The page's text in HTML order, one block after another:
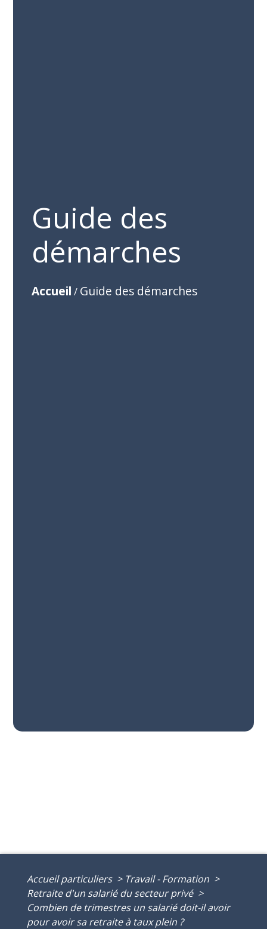
Guide des
démarches
Accueil / Guide des démarches
Accueil particuliers > Travail - Formation >
Retraite d'un salarié du secteur privé >
Combien de trimestres un salarié doit-il avoir
pour avoir sa retraite à taux plein ?